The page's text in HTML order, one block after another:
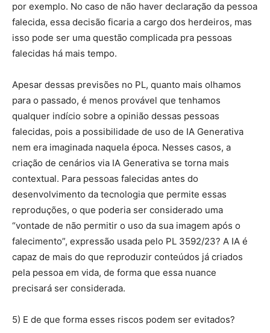
por exemplo. No caso de não haver declaração da pessoa
falecida, essa decisão ficaria a cargo dos herdeiros, mas
isso pode ser uma questão complicada pra pessoas
falecidas há mais tempo.
Apesar dessas previsões no PL, quanto mais olhamos
para o passado, é menos provável que tenhamos
qualquer indício sobre a opinião dessas pessoas
falecidas, pois a possibilidade de uso de IA Generativa
nem era imaginada naquela época. Nesses casos, a
criação de cenários via IA Generativa se torna mais
contextual. Para pessoas falecidas antes do
desenvolvimento da tecnologia que permite essas
reproduções, o que poderia ser considerado uma
“vontade de não permitir o uso da sua imagem após o
falecimento”, expressão usada pelo PL 3592/23? A IA é
capaz de mais do que reproduzir conteúdos já criados
pela pessoa em vida, de forma que essa nuance
precisará ser considerada.
5) E de que forma esses riscos podem ser evitados?